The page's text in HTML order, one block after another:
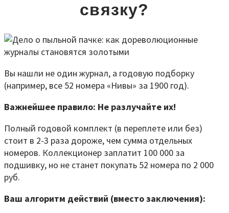
связку?
Вы нашли не один журнал, а годовую подборку
(например, все 52 номера «Нивы» за 1900 год).
Важнейшее правило: Не разлучайте их!
Полный годовой комплект (в переплете или без)
стоит в 2-3 раза дороже, чем сумма отдельных
номеров. Коллекционер заплатит 100 000 за
подшивку, но не станет покупать 52 номера по 2 000
руб.
Ваш алгоритм действий (вместо заключения):